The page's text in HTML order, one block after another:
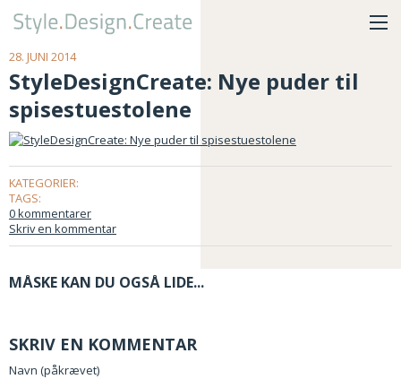
28. JUNI 2014
StyleDesignCreate: Nye puder til
spisestuestolene
KATEGORIER:
TAGS:
0 kommentarer
Skriv en kommentar
MÅSKE KAN DU OGSÅ LIDE...
SKRIV EN KOMMENTAR
Navn (påkrævet)